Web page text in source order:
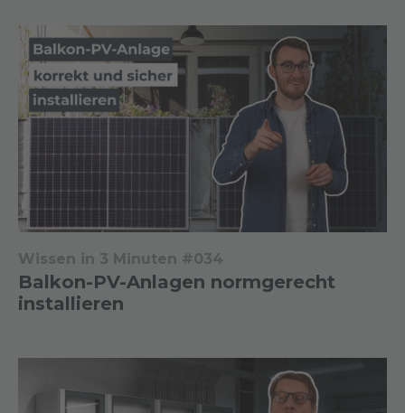
Wissen in 3 Minuten #034
Balkon-PV-Anlagen normgerecht
installieren